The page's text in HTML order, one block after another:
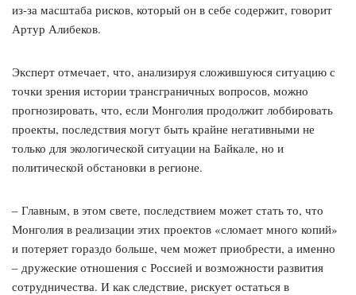
из-за масштаба рисков, который он в себе содержит, говорит
Артур Алибеков.
Эксперт отмечает, что, анализируя сложившуюся ситуацию с
точки зрения истории трансграничных вопросов, можно
прогнозировать, что, если Монголия продолжит лоббировать
проекты, последствия могут быть крайне негативными не
только для экологической ситуации на Байкале, но и
политической обстановки в регионе.
– Главным, в этом свете, последствием может стать то, что
Монголия в реализации этих проектов «сломает много копий»
и потеряет гораздо больше, чем может приобрести, а именно
– дружеские отношения с Россией и возможности развития
сотрудничества. И как следствие, рискует остаться в